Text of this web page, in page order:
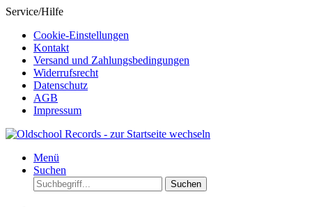
Service/Hilfe
Cookie-Einstellungen
Kontakt
Versand und Zahlungsbedingungen
Widerrufsrecht
Datenschutz
AGB
Impressum
Menü
Suchen
Suchen